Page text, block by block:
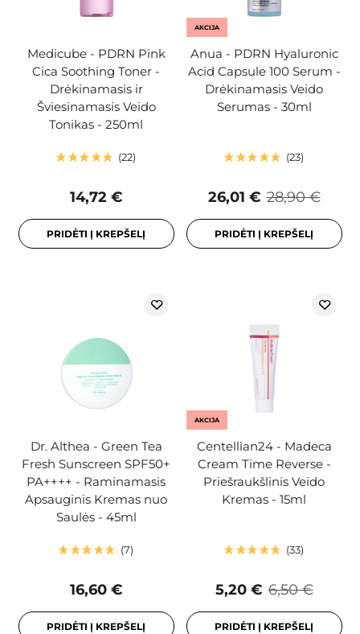
Medicube - PDRN Pink
Cica Soothing Toner -
Drėkinamasis ir
Šviesinamasis Veido
Tonikas - 250ml
22
14,72 €
PRIDĖTI Į KREPŠELĮ
AKCIJA
Anua - PDRN Hyaluronic
Acid Capsule 100 Serum -
Drėkinamasis Veido
Serumas - 30ml
23
28,90 €
26,01 €
PRIDĖTI Į KREPŠELĮ
Dr. Althea - Green Tea
Fresh Sunscreen SPF50+
PA++++ - Raminamasis
Apsauginis Kremas nuo
Saulės - 45ml
7
16,60 €
PRIDĖTI Į KREPŠELĮ
AKCIJA
Centellian24 - Madeca
Cream Time Reverse -
Priešraukšlinis Veido
Kremas - 15ml
33
6,50 €
5,20 €
PRIDĖTI Į KREPŠELĮ